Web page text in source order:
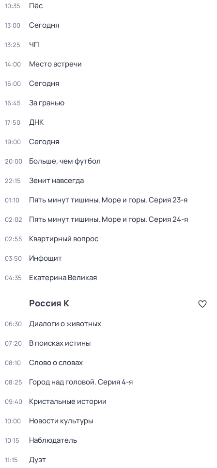
10:35 Пёс
13:00 Сегодня
13:25 ЧП
14:00 Место встречи
16:00 Сегодня
16:45 За гранью
17:50 ДНК
19:00 Сегодня
20:00 Больше, чем футбол
22:15 Зенит навсегда
01:10 Пять минут тишины. Море и горы. Серия 23-я
02:02 Пять минут тишины. Море и горы. Серия 24-я
02:55 Квартирный вопрос
03:50 Инфощит
04:35 Екатерина Великая
Россия К
06:30 Диалоги о животных
07:20 В поисках истины
08:10 Слово о словах
08:25 Город над головой. Серия 4-я
09:40 Кристальные истории
10:00 Новости культуры
10:15 Наблюдатель
11:15 Дуэт